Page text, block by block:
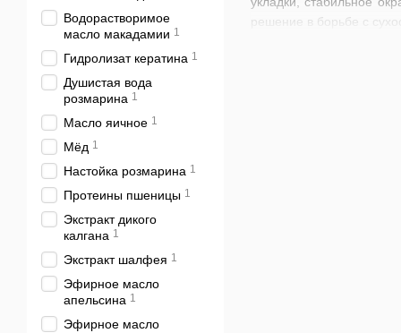
решение в борьбе с
Водорастворимое
масло макадамии 1
Гидролизат кератина 1
Душистая вода
розмарина 1
Масло яичное 1
Мёд 1
Настойка розмарина 1
Протеины пшеницы 1
Экстракт дикого
калгана 1
Экстракт шалфея 1
Эфирное масло
апельсина 1
Эфирное масло